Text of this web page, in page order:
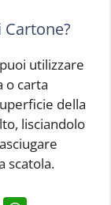
utilizzare
o carta
della
lisciandolo
scatola.